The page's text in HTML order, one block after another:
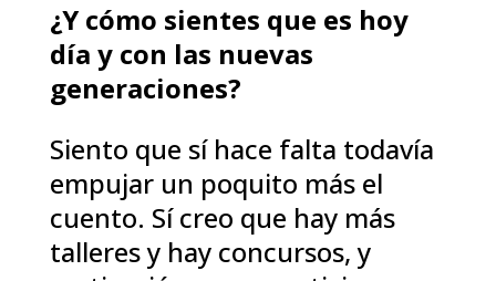
¿Y cómo sientes que es hoy
día y con las nuevas
generaciones?
Siento que sí hace falta todavía
empujar un poquito más el
cuento. Sí creo que hay más
talleres y hay concursos, y